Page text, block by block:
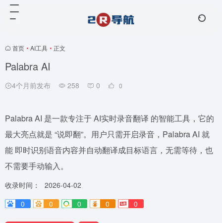
首页 • AI工具 • 正文
Palabra AI
4个月前发布 258 0 0
Palabra AI 是一款专注于 AI实时录音翻译 的智能工具，它的
最大亮点就是 “说即翻”。用户只需开启录音，Palabra AI 就
能 即时识别语音内容并自动翻译成目标语言，无需等待，也
不需要手动输入。
收录时间：
2026-04-02
0
0 0 0 0